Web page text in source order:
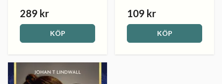
289 kr
KÖP
109 kr
KÖP